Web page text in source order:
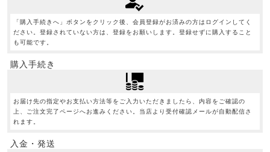
「購入手続きへ」ボタンをクリック後、会員登録がお済みの方はログインしてく
ださい。登録されていない方は、登録をお願いします。登録せずに購入すること
も可能です。
購入手続き
お届け先の指定やお支払い方法等をご入力いただきましたら、内容をご確認の
上、ご注文完了ページへお進みください。当店より受付確認メールが自動配信さ
れます。
入金・発送